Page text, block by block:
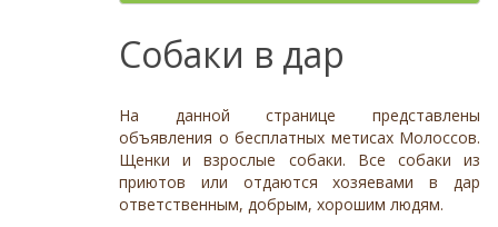
Средний Крупный
Тип
Семейная
Охотничья
Серый
Дополнительные цвета
Черный
Белый
Серый
Нет
Равнодушное
Отношение к кошкам
Доброжелательное
Равнодушное
Может проявить агрессию
Приучен к поводку
- неважно -
Дрессировка
Да
Отдаётся в
- не уточнено -
Собаки в дар
На данной странице представлены
объявления о бесплатных метисах Молоссов.
Щенки и взрослые собаки. Все собаки из
приютов или отдаются хозяевами в дар
ответственным, добрым, хорошим людям.